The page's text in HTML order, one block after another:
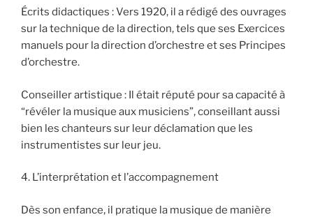
Écrits didactiques : Vers 1920, il a rédigé des ouvrages
sur la technique de la direction, tels que ses Exercices
manuels pour la direction d’orchestre et ses Principes
d’orchestre.
Conseiller artistique : Il était réputé pour sa capacité à
“révéler la musique aux musiciens”, conseillant aussi
bien les chanteurs sur leur déclamation que les
instrumentistes sur leur jeu.
4. L’interprétation et l’accompagnement
Dès son enfance, il pratique la musique de manière